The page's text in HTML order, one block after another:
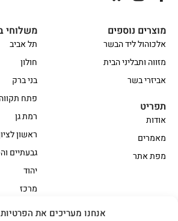
אנחנו מעריכים את
משלוחי
תל אביב
חולון
בני ברק
פתח תקווה
רמת גן
ראשון
גבעתיים
יהוד
מרכז
מוצרים נוספים
אלכוהול ליד הבשר
מזווה ותבליני הבית
אביזרי בשר
תפריט
אודות
מאמרים
מפת אתר